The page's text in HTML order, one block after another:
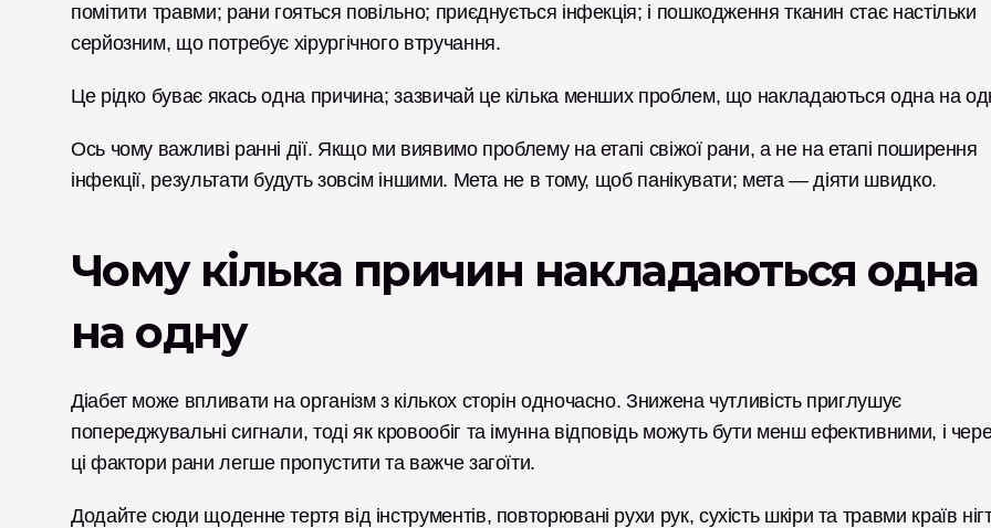
помітити травми; рани гояться повільно; приєднується інфекція; і пошкодження тканин стає настільки
серйозним, що потребує хірургічного втручання.
Це рідко буває якась одна причина; зазвичай це кілька менших проблем, що накладаються одна на
Ось чому важливі ранні дії. Якщо ми виявимо проблему на етапі свіжої рани, а не на етапі поширення
інфекції, результати будуть зовсім іншими. Мета не в тому, щоб панікувати; мета — діяти швидко.
Чому кілька причин накладаються одна
на одну
Діабет може впливати на організм з кількох сторін одночасно. Знижена чутливість приглушує
попереджувальні сигнали, тоді як кровообіг та імунна відповідь можуть бути менш ефективними, і
ці фактори рани легше пропустити та важче загоїти.
Додайте сюди щоденне тертя від інструментів, повторювані рухи рук, сухість шкіри та травми країв